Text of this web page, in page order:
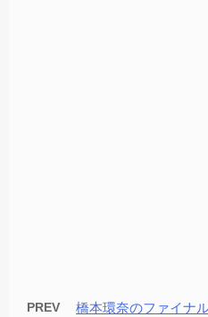
PREV
橋本環奈のファイナ